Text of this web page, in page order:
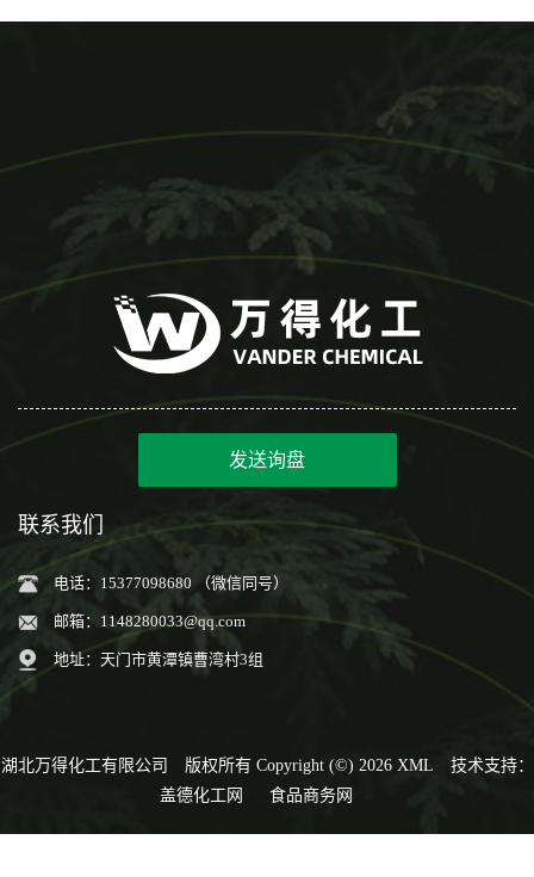
发送询盘
联系我们
电话：15377098680 （微信同号）
邮箱： 1148280033@qq.com
地址：天门市黄潭镇曹湾村3组
湖北万得化工有限公司 版权所有 Copyright (©) 2026 XML
技术支持：
盖德化工网
食品商务网